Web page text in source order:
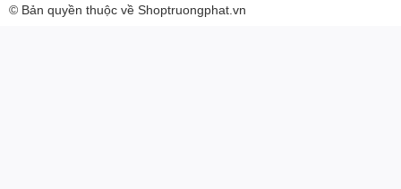
© Bản quyền thuộc về Shoptruongphat.vn